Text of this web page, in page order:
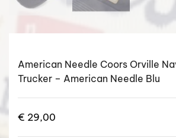
American Needle Coors Orville
Trucker – American Needle Blu
€ 29,00